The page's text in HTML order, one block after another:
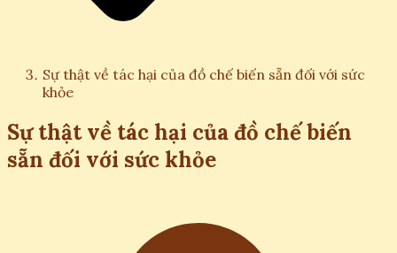
Sự thật về tác hại của đồ chế biến sẵn đối với sức
khỏe
Sự thật về tác hại của đồ chế biến
sẵn đối với sức khỏe